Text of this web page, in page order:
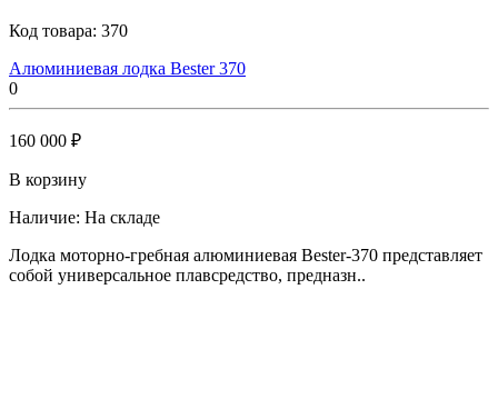
Код товара: 370
Алюминиевая лодка Bester 370
0
160 000 ₽
В корзину
Наличие: На складе
Лодка моторно-гребная алюминиевая Bester-370 представляет
собой универсальное плавсредство, предназн..